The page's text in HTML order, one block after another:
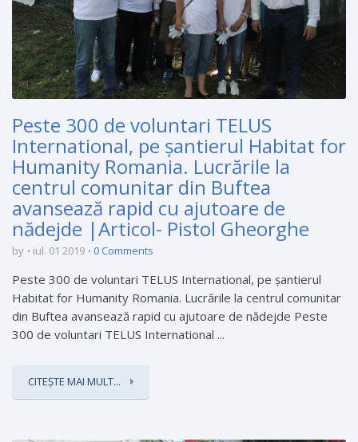
Peste 300 de voluntari TELUS
International, pe șantierul Habitat for
Humanity Romania. Lucrările la
centrul comunitar din Buftea
avansează rapid cu ajutoare de
nădejde |Articol- Pistol Gheorghe
by iul. 01 2019 0 Comments
Peste 300 de voluntari TELUS International, pe șantierul
Habitat for Humanity Romania. Lucrările la centrul comunitar
din Buftea avansează rapid cu ajutoare de nădejde Peste
300 de voluntari TELUS International ...
CITEȘTE MAI MULT...